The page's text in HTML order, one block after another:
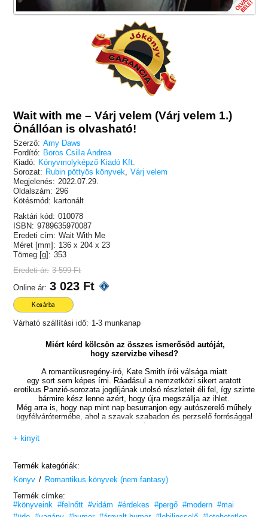
Wait with me – Várj velem (Várj velem 1.)
Önállóan is olvasható!
Szerző: Amy Daws
Fordító: Boros Csilla Andrea
Kiadó: Könyvmolyképző Kiadó Kft.
Sorozat: Rubin pöttyös könyvek
Várj velem
Megjelenés: 2022.07.29.
Oldalszám: 296
Kötésmód: kartonált
Raktári kód: 010078
ISBN: 9789635970087
Eredeti cím: Wait With Me
Méret [mm]: 136 x 204 x 23
Tömeg [g]: 353
Eredeti ár: 3 599 Ft
Online ár: 3 023 Ft
Kosárba
Várható szállítási idő: 1-3 munkanap
Miért kérd kölcsön az összes ismerősöd autóját,
hogy szervizbe vihesd?
A romantikusregény-író, Kate Smith írói válsága miatt
egy sort sem képes írni. Ráadásul a nemzetközi sikert aratott
erotikus Panzió-sorozata jogdíjának utolsó részleteit éli fel, így szinte
bármire kész lenne azért, hogy újra megszállja az ihlet.
Még arra is, hogy nap mint nap besurranjon egy autószerelő műhely
ügyfélvárótermébe, ahol a szavak szabadon és perzselő forrósággal
ömlenek,
keménykötésű és jóképű autószerelőnek, Miles Hudsonnak fel nem
aki a személyzeti bejáraton át lopakodik ki és be.
A lány viszont túl izgalmasnak tűnik ahhoz, hogy csak úgy
leleplezze.
+ kinyit
Termék kategóriák:
Könyv / Romantikus könyvek (nem fantasy)
Termék címke:
#könyveink #felnőtt #vidám #érdekes #pergő #modern #mai